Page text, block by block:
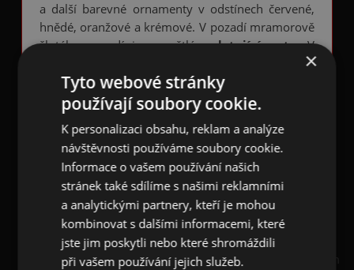
a další barevné ornamenty v odstínech červené,
hnědé, oranžové a krémové. V pozadí mramorově
žlutého pozadí jsou světlépoletující noty. V
pozadí černých fleků - kaněk jsou velké světlejší
noty. Z vnitřní strany je triko bílé.
Zadní díl má stejný potisk jako přední díl. Rukávy
mají taktéž stejný potisk jako celé triko.
Materiál: polyester/spandex
Triko má rovný volnější střih, záleží tedy, jak moc
jej chcete mít vypasované. U uvedených rozměrů
prosím počítejte s možnou cca 2 cm odchylkou.
Velikost
Obvod hrudníku v cm
Délka rukávu v cm
×
Tyto webové stránky
používají soubory cookie.
K personalizaci obsahu, reklam a analýze
návštěvnosti používáme soubory cookie.
Informace o vašem používání našich
stránek také sdílíme s našimi reklamními
a analytickými partnery, kteří je mohou
kombinovat s dalšími informacemi, které
jste jim poskytli nebo které shromáždili
při vašem používání jejich služeb.